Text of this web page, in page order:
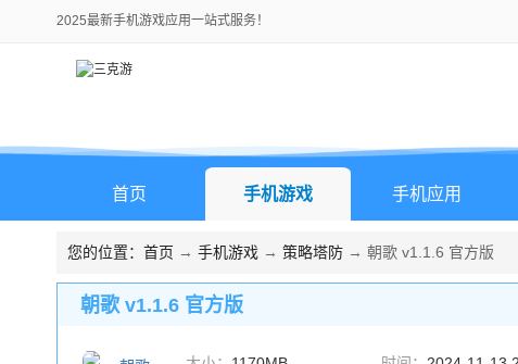
2025最新手机游戏应用一站式服务！
首页 手机游戏 手机应用
您的位置： 首页 → 手机游戏 → 策略塔防 → 朝歌 v1.1.6 官方版
朝歌 v1.1.6 官方版